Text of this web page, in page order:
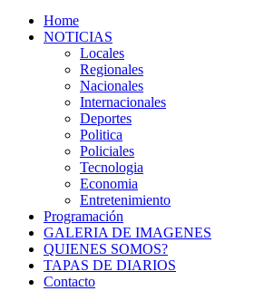
Home
NOTICIAS
Locales
Regionales
Nacionales
Internacionales
Deportes
Politica
Policiales
Tecnologia
Economia
Entretenimiento
Programación
GALERIA DE IMAGENES
QUIENES SOMOS?
TAPAS DE DIARIOS
Contacto